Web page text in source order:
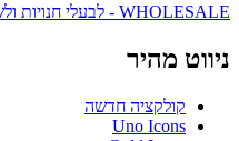
WHOLESALE - לבעלי חנויות ולשיתופי פעולה
ניווט מהיר
קולקציה חדשה
Uno Icons